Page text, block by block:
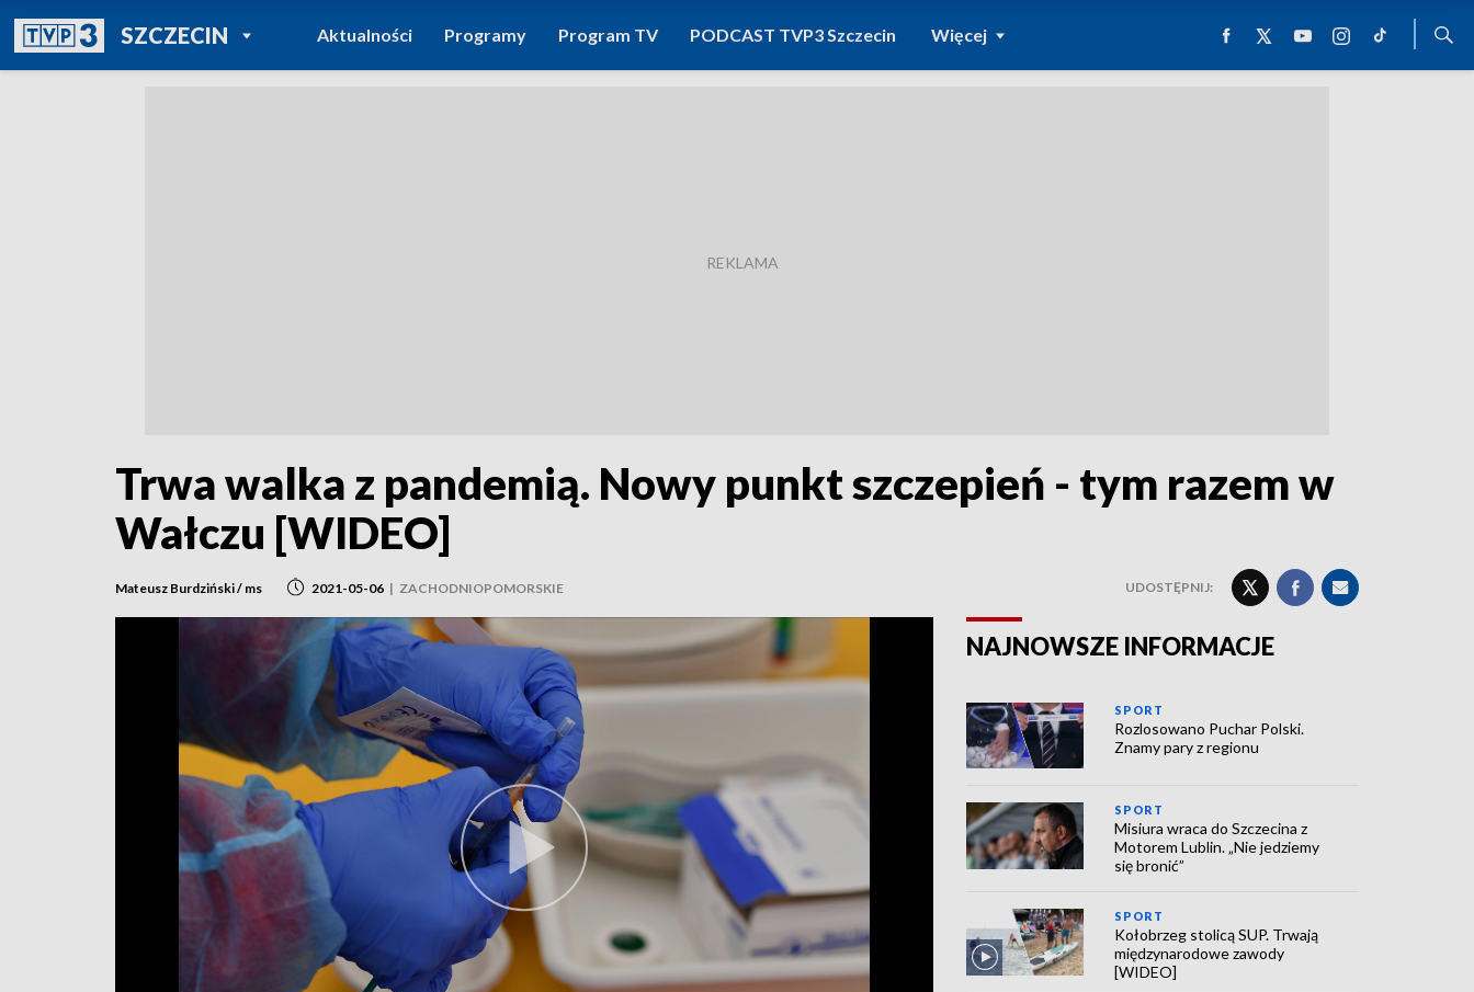
SZCZECINPOWRÓT DO
TVP REGIONY
Aktualności Programy Program TV PODCAST TVP3 Szczecin Więcej
Trwa walka z pandemią. Nowy punkt szczepień - tym razem w
Wałczu [WIDEO]
Mateusz Burdziński / ms 2021-05-06 | ZACHODNIOPOMORSKIE UDOSTĘPNIJ:
NAJNOWSZE INFORMACJE
SPORT
Rozlosowano Puchar Polski.
Znamy pary z regionu
SPORT
Misiura wraca do Szczecina z
Motorem Lublin. „Nie jedziemy
się bronić”
SPORT
Kołobrzeg stolicą SUP. Trwają
międzynarodowe zawody
[WIDEO]